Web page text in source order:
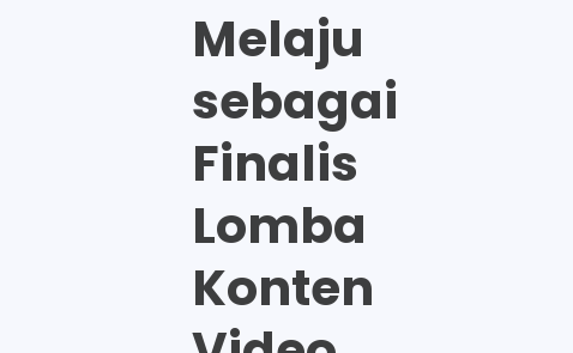
Melaju
sebagai
Finalis
Lomba
Konten